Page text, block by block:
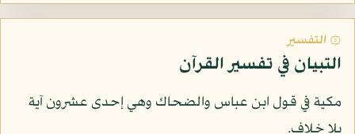
۞ التفسير
التبيان في تفسير القرآن
مكية في قول ابن عباس والضحاك وهي إحدى عشرون آية
بلا خلاف.